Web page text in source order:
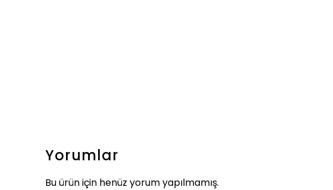
Yorumlar
Bu ürün için henüz yorum yapılmamış.